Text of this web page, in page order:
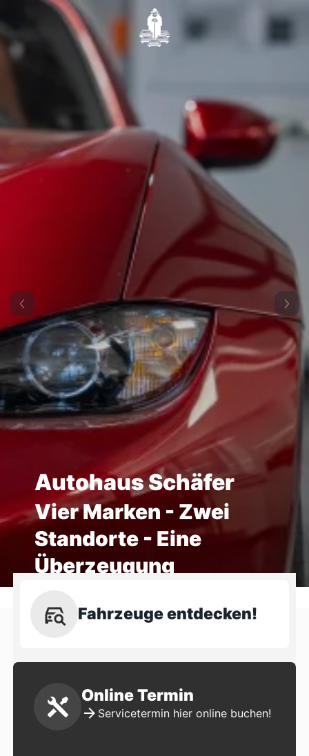
Autohaus Schäfer
Vier Marken - Zwei
Standorte - Eine
Überzeugung
Fahrzeuge entdecken!
Online Termin
Servicetermin hier online buchen!